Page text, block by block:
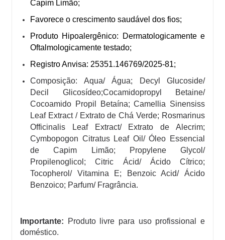
Capim Limão;
Favorece o crescimento saudável dos fios;
Produto Hipoalergênico: Dermatologicamente e
Oftalmologicamente testado;
Registro Anvisa: 25351.146769/2025-81;
Composição: Aqua/ Água; Decyl Glucoside/
Decil Glicosídeo;Cocamidopropyl Betaine/
Cocoamido Propil Betaína; Camellia Sinensiss
Leaf Extract / Extrato de Chá Verde; Rosmarinus
Officinalis Leaf Extract/ Extrato de Alecrim;
Cymbopogon Citratus Leaf Oil/ Óleo Essencial
de Capim Limão; Propylene Glycol/
Propilenoglicol; Citric Ácid/ Ácido Cítrico;
Tocopherol/ Vitamina E; Benzoic Acid/ Ácido
Benzoico; Parfum/ Fragrância.
Importante:
Produto livre para uso profissional e
doméstico.